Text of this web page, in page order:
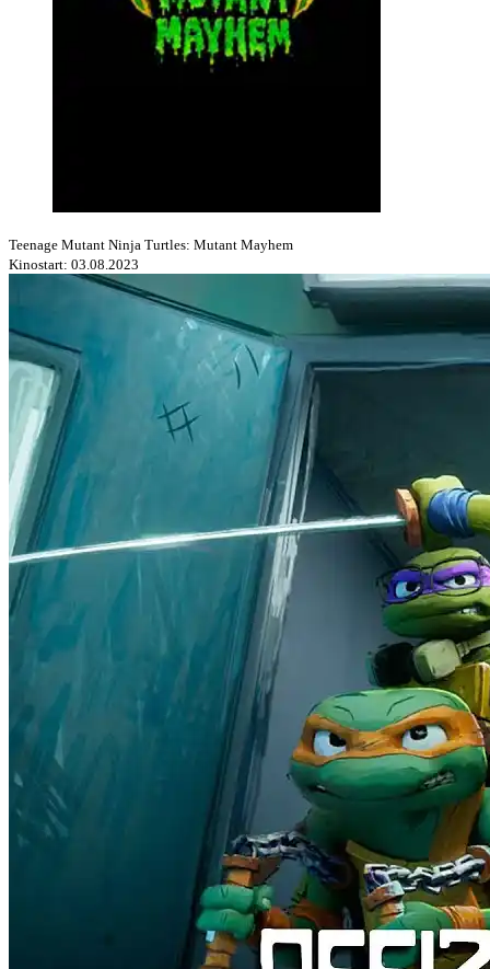
Teenage Mutant Ninja Turtles: Mutant Mayhem
Kinostart: 03.08.2023